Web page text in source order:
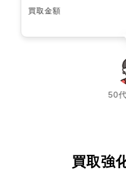
買取金額
50
買取強